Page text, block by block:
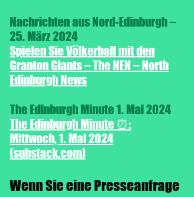
Nachrichten aus Nord-Edinburgh –
25. März 2024
Spielen Sie Völkerball mit den
Granton Giants – The NEN – North
Edinburgh News
The Edinburgh Minute 1. Mai 2024
The Edinburgh Minute ⏰:
Mittwoch, 1. Mai 2024
(substack.com)
Wenn Sie eine Presseanfrage